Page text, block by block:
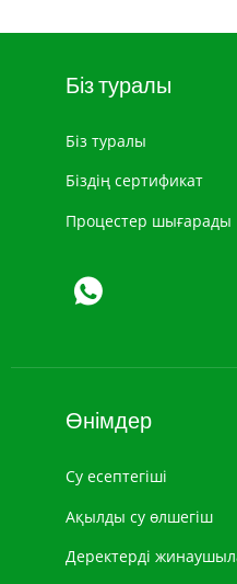
Біз туралы
Біз туралы
Біздің сертификат
Процестер шығарады
Өнімдер
Су есептегіші
Ақылды су өлшегіш
Деректерді